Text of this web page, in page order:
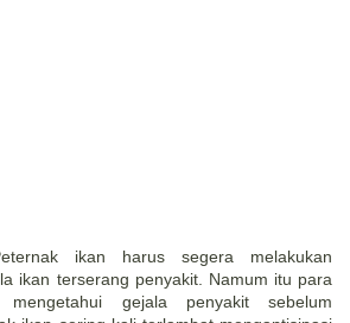
ikan harus segera melakukan
ikan terserang penyakit. Namum itu para
mengetahui gejala penyakit sebelum